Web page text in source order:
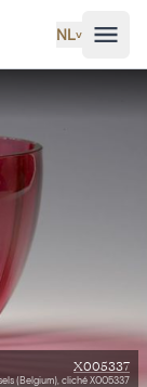
NL˅
X005337
(Belgium), cliché X005337